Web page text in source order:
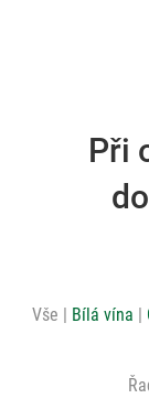
Při
Vše Bílá vína